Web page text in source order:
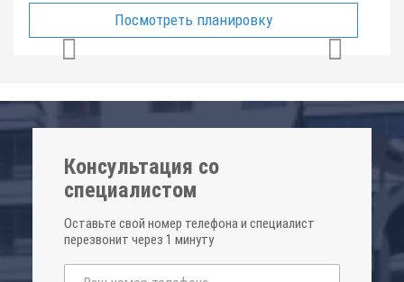
Посмотреть планировку
Консультация со
специалистом
Оставьте свой номер телефона и специалист
перезвонит через 1 минуту